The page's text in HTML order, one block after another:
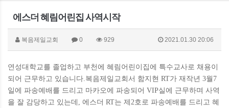
에스더 혜림어린집 사역시작
복음제일교회 0 929 2021.01.30 20:06
연성대학교를 졸업하고 부천에 혜림어린이집에 특수교사로 채용이
되어 근무하고 있습니다.복음제일교회서 함지현 RT가 재작년 3월7
일에 파송예배를 드리고 마카오에 파송되어 VIP실에 근무하며 사역
을 잘 감당하고 있는데, 에스더 RT는 제2호로 파송예배를 드리고 혜